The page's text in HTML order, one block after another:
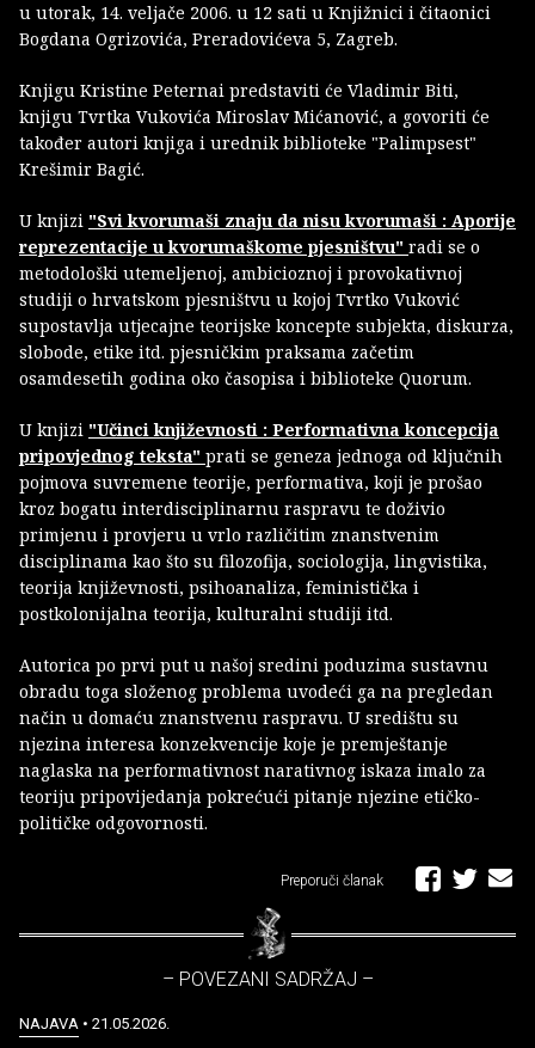
u utorak, 14. veljače 2006. u 12 sati u Knjižnici i čitaonici
Bogdana Ogrizovića, Preradovićeva 5, Zagreb.
Knjigu Kristine Peternai predstaviti će Vladimir Biti,
knjigu Tvrtka Vukovića Miroslav Mićanović, a govoriti će
također autori knjiga i urednik biblioteke "Palimpsest"
Krešimir Bagić.
U knjizi "Svi kvorumaši znaju da nisu kvorumaši : Aporije
reprezentacije u kvorumaškome pjesništvu" radi se o
metodološki utemeljenoj, ambicioznoj i provokativnoj
studiji o hrvatskom pjesništvu u kojoj Tvrtko Vuković
supostavlja utjecajne teorijske koncepte subjekta, diskurza,
slobode, etike itd. pjesničkim praksama začetim
osamdesetih godina oko časopisa i biblioteke Quorum.
U knjizi "Učinci književnosti : Performativna koncepcija
pripovjednog teksta" prati se geneza jednoga od ključnih
pojmova suvremene teorije, performativa, koji je prošao
kroz bogatu interdisciplinarnu raspravu te doživio
primjenu i provjeru u vrlo različitim znanstvenim
disciplinama kao što su filozofija, sociologija, lingvistika,
teorija književnosti, psihoanaliza, feministička i
postkolonijalna teorija, kulturalni studiji itd.
Autorica po prvi put u našoj sredini poduzima sustavnu
obradu toga složenog problema uvodeći ga na pregledan
način u domaću znanstvenu raspravu. U središtu su
njezina interesa konzekvencije koje je premještanje
naglaska na performativnost narativnog iskaza imalo za
teoriju pripovijedanja pokrećući pitanje njezine etičko-
političke odgovornosti.
Preporuči članak
– POVEZANI SADRŽAJ –
NAJAVA • 21.05.2026.